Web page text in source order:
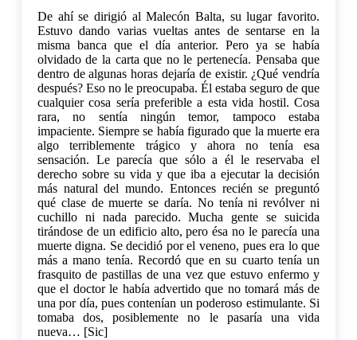
De ahí se dirigió al Malecón Balta, su lugar favorito.
Estuvo dando varias vueltas antes de sentarse en la
misma banca que el día anterior. Pero ya se había
olvidado de la carta que no le pertenecía. Pensaba que
dentro de algunas horas dejaría de existir. ¿Qué vendría
después? Eso no le preocupaba. Él estaba seguro de que
cualquier cosa sería preferible a esta vida hostil. Cosa
rara, no sentía ningún temor, tampoco estaba
impaciente. Siempre se había figurado que la muerte era
algo terriblemente trágico y ahora no tenía esa
sensación. Le parecía que sólo a él le reservaba el
derecho sobre su vida y que iba a ejecutar la decisión
más natural del mundo. Entonces recién se preguntó
qué clase de muerte se daría. No tenía ni revólver ni
cuchillo ni nada parecido. Mucha gente se suicida
tirándose de un edificio alto, pero ésa no le parecía una
muerte digna. Se decidió por el veneno, pues era lo que
más a mano tenía. Recordó que en su cuarto tenía un
frasquito de pastillas de una vez que estuvo enfermo y
que el doctor le había advertido que no tomará más de
una por día, pues contenían un poderoso estimulante. Si
tomaba dos, posiblemente no le pasaría una vida
nueva… [Sic]